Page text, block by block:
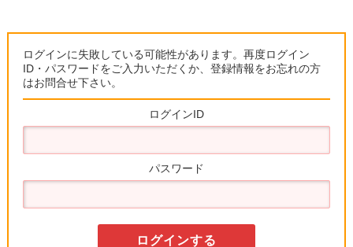
ログインに失敗している可能性があります。再度ログイン
ID・パスワードをご入力いただくか、登録情報をお忘れの方
はお問合せ下さい。
ログインID
パスワード